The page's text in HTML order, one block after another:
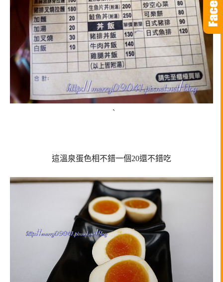
`
這溫泉蛋色相不錯一個20還不錯吃